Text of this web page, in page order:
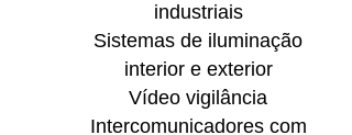
industriais
Sistemas de iluminação
interior e exterior
Vídeo vigilância
Intercomunicadores com